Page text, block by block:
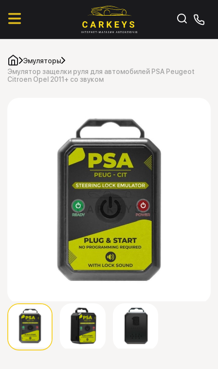
Эмуляторы
Эмулятор защелки руля для автомобилей PSA Peugeot
Citroen Opel 2011+ со звуком